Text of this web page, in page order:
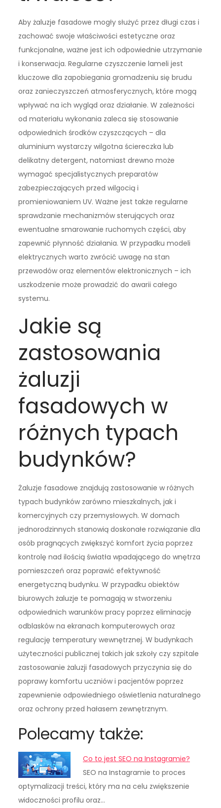
Aby żaluzje fasadowe mogły służyć przez długi czas i
zachować swoje właściwości estetyczne oraz
funkcjonalne, ważne jest ich odpowiednie utrzymanie
i konserwacja. Regularne czyszczenie lameli jest
kluczowe dla zapobiegania gromadzeniu się brudu
oraz zanieczyszczeń atmosferycznych, które mogą
wpływać na ich wygląd oraz działanie. W zależności
od materiału wykonania zaleca się stosowanie
odpowiednich środków czyszczących – dla
aluminium wystarczy wilgotna ściereczka lub
delikatny detergent, natomiast drewno może
wymagać specjalistycznych preparatów
zabezpieczających przed wilgocią i
promieniowaniem UV. Ważne jest także regularne
sprawdzanie mechanizmów sterujących oraz
ewentualne smarowanie ruchomych części, aby
zapewnić płynność działania. W przypadku modeli
elektrycznych warto zwrócić uwagę na stan
przewodów oraz elementów elektronicznych – ich
uszkodzenie może prowadzić do awarii całego
systemu.
Jakie są
zastosowania
żaluzji
fasadowych w
różnych typach
budynków?
Żaluzje fasadowe znajdują zastosowanie w różnych
typach budynków zarówno mieszkalnych, jak i
komercyjnych czy przemysłowych. W domach
jednorodzinnych stanowią doskonałe rozwiązanie dla
osób pragnących zwiększyć komfort życia poprzez
kontrolę nad ilością światła wpadającego do wnętrza
pomieszczeń oraz poprawić efektywność
energetyczną budynku. W przypadku obiektów
biurowych żaluzje te pomagają w stworzeniu
odpowiednich warunków pracy poprzez eliminację
odblasków na ekranach komputerowych oraz
regulację temperatury wewnętrznej. W budynkach
użyteczności publicznej takich jak szkoły czy szpitale
zastosowanie żaluzji fasadowych przyczynia się do
poprawy komfortu uczniów i pacjentów poprzez
zapewnienie odpowiedniego oświetlenia naturalnego
oraz ochrony przed hałasem zewnętrznym.
Polecamy także:
Co to jest SEO na Instagramie?
SEO na Instagramie to proces
optymalizacji treści, który ma na celu zwiększenie
widoczności profilu oraz…